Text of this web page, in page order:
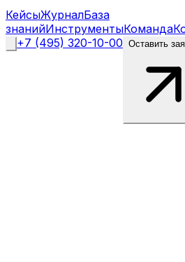
КейсыЖурналБаза
знанийИнструментыКоманда
+7 (495) 320-10-00 Оставить